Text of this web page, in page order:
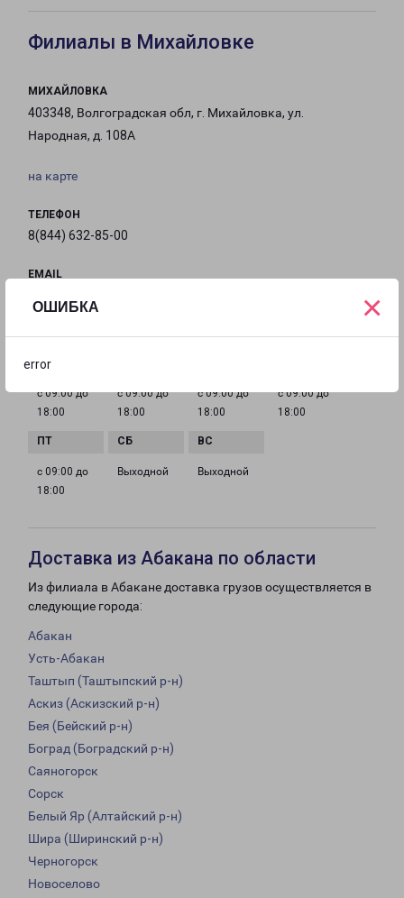
ОШИБКА
error
×
Филиалы в Михайловке
МИХАЙЛОВКА
403348, Волгоградская обл, г. Михайловка, ул.
Народная, д. 108А
на карте
ТЕЛЕФОН
8(844) 632-85-00
EMAIL
ГРАФИК РАБОТЫ
с 09:00 до
18:00
с 09:00 до
18:00
с 09:00 до
18:00
с 09:00 до
18:00
с 09:00 до
18:00
Выходной Выходной
Доставка из Абакана по области
Из филиала в Абакане доставка грузов осуществляется в
следующие города:
Абакан
Усть-Абакан
Таштып (Таштыпский р-н)
Аскиз (Аскизский р-н)
Бея (Бейский р-н)
Боград (Боградский р-н)
Саяногорск
Сорск
Белый Яр (Алтайский р-н)
Шира (Ширинский р-н)
Черногорск
Новоселово